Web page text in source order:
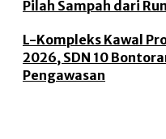
Pilah Sampah dari
L-Kompleks Kawal
2026, SDN 10
Pengawasan